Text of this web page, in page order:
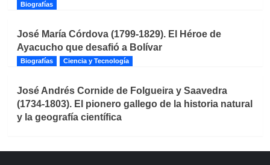
Biografías
José María Córdova (1799-1829). El Héroe de
Ayacucho que desafió a Bolívar
Biografías Ciencia y Tecnología
José Andrés Cornide de Folgueira y Saavedra
(1734-1803). El pionero gallego de la historia natural
y la geografía científica